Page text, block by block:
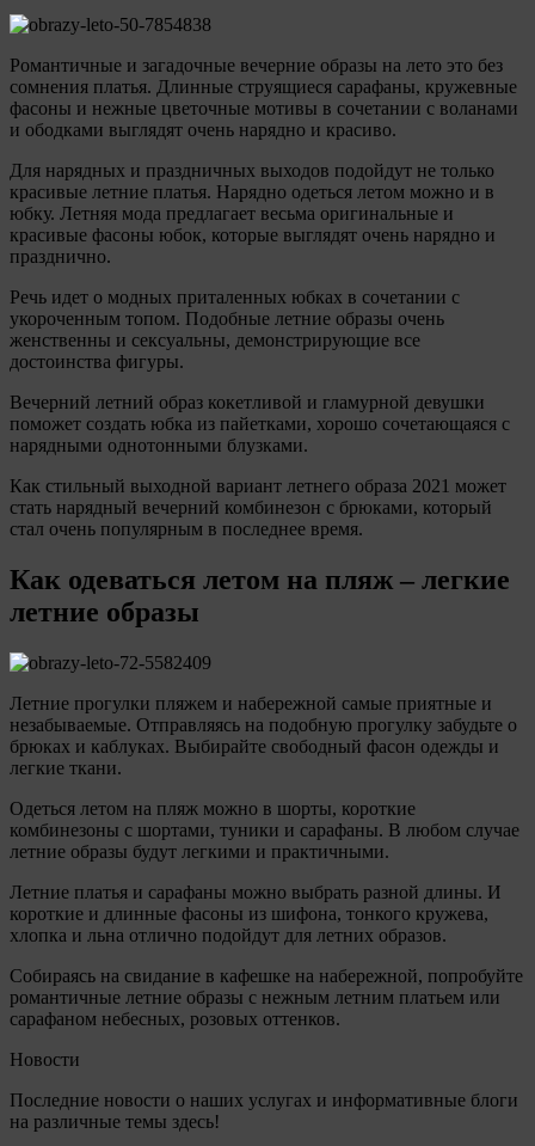
Романтичные и загадочные вечерние образы на лето это без
сомнения платья. Длинные струящиеся сарафаны, кружевные
фасоны и нежные цветочные мотивы в сочетании с воланами
и ободками выглядят очень нарядно и красиво.
Для нарядных и праздничных выходов подойдут не только
красивые летние платья. Нарядно одеться летом можно и в
юбку. Летняя мода предлагает весьма оригинальные и
красивые фасоны юбок, которые выглядят очень нарядно и
празднично.
Речь идет о модных приталенных юбках в сочетании с
укороченным топом. Подобные летние образы очень
женственны и сексуальны, демонстрирующие все
достоинства фигуры.
Вечерний летний образ кокетливой и гламурной девушки
поможет создать юбка из пайетками, хорошо сочетающаяся с
нарядными однотонными блузками.
Как стильный выходной вариант летнего образа 2021 может
стать нарядный вечерний комбинезон с брюками, который
стал очень популярным в последнее время.
Как одеваться летом на пляж – легкие
летние образы
Летние прогулки пляжем и набережной самые приятные и
незабываемые. Отправляясь на подобную прогулку забудьте о
брюках и каблуках. Выбирайте свободный фасон одежды и
легкие ткани.
Одеться летом на пляж можно в шорты, короткие
комбинезоны с шортами, туники и сарафаны. В любом случае
летние образы будут легкими и практичными.
Летние платья и сарафаны можно выбрать разной длины. И
короткие и длинные фасоны из шифона, тонкого кружева,
хлопка и льна отлично подойдут для летних образов.
Собираясь на свидание в кафешке на набережной, попробуйте
романтичные летние образы с нежным летним платьем или
сарафаном небесных, розовых оттенков.
Новости
Последние новости о наших услугах и информативные блоги
на различные темы здесь!